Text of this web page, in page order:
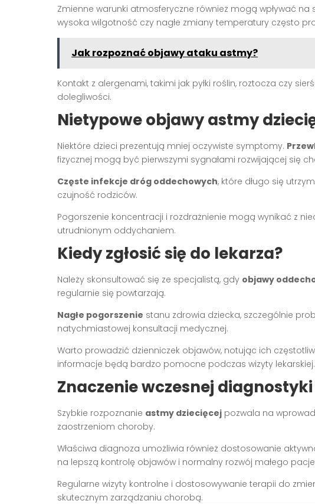
Zmienne warunki atmosferyczne również mogą wpływać
wysoka wilgotność czy nagłe zmiany temperatury często
Jak rozpoznać objawy ataku astmy?
Kontakt z alergenami, takimi jak pyłki roślin, roztocza czy
dolegliwości.
Nietypowe objawy astmy
Niektóre dzieci prezentują mniej oczywiste symptomy.
fizycznej mogą być pierwszymi sygnałami rozwijającej się
Częste infekcje dróg oddechowych, które długo się
czujność rodziców.
Pogorszenie koncentracji i rozdrażnienie mogą wynikać z
utrudnionym oddychaniem.
Kiedy zgłosić się do lekarza?
Należy skonsultować się ze specjalistą, gdy objawy
regularnie się powtarzają.
Nagłe pogorszenie stanu zdrowia dziecka, szczególnie
natychmiastowej konsultacji medycznej.
Warto prowadzić dzienniczek objawów, notując ich
informacje będą bardzo pomocne podczas wizyty lekarskiej.
Znaczenie wczesnej diagnostyki
Szybkie rozpoznanie astmy dziecięcej pozwala na
zaostrzeniom choroby.
Właściwa diagnoza umożliwia również dostosowanie
na lepszą kontrolę objawów i normalny rozwój małego
Regularne wizyty kontrolne i dostosowywanie terapii do
skutecznym zarządzaniu chorobą.